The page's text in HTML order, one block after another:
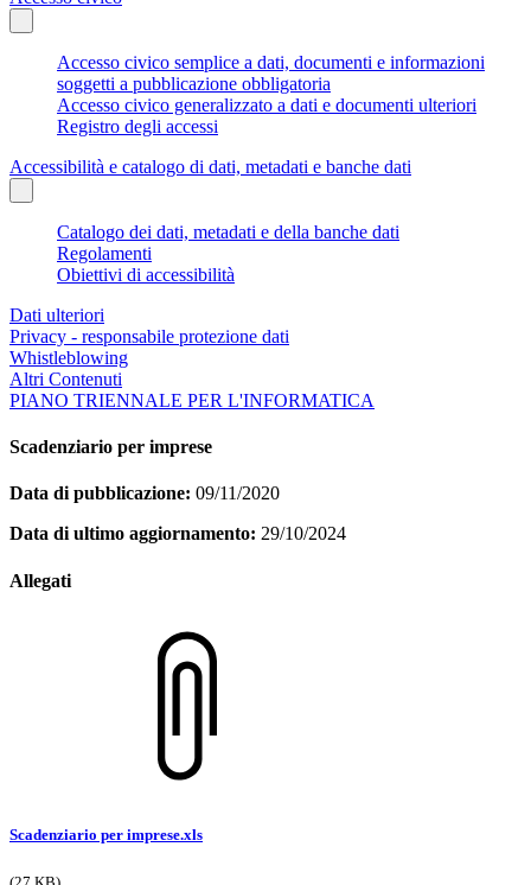
Accesso civico semplice a dati, documenti e informazioni
soggetti a pubblicazione obbligatoria
Accesso civico generalizzato a dati e documenti ulteriori
Registro degli accessi
Accessibilità e catalogo di dati, metadati e banche dati
Catalogo dei dati, metadati e della banche dati
Regolamenti
Obiettivi di accessibilità
Dati ulteriori
Privacy - responsabile protezione dati
Whistleblowing
Altri Contenuti
PIANO TRIENNALE PER L'INFORMATICA
Scadenziario per imprese
Data di pubblicazione: 09/11/2020
Data di ultimo aggiornamento: 29/10/2024
Allegati
Scadenziario per imprese.xls